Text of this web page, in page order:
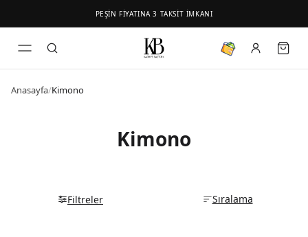
PEŞİN FİYATINA 3 TAKSİT İMKANI
Anasayfa/Kimono
Kimono
Filtreler Sıralama